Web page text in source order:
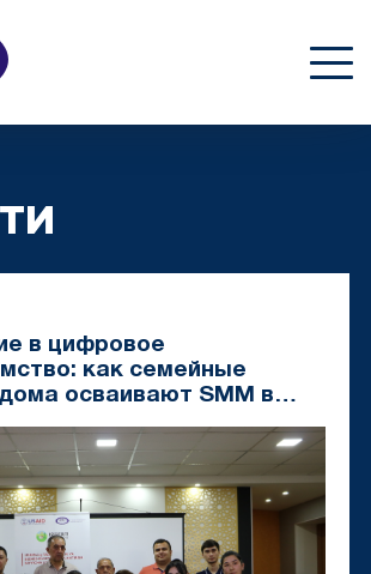
в цифровое
как семейные
осваивают SMM в